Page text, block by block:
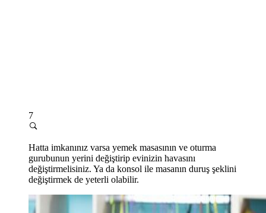
7
Hatta imkanınız varsa yemek masasının ve oturma
gurubunun yerini değiştirip evinizin havasını
değiştirmelisiniz. Ya da konsol ile masanın duruş şeklini
değiştirmek de yeterli olabilir.